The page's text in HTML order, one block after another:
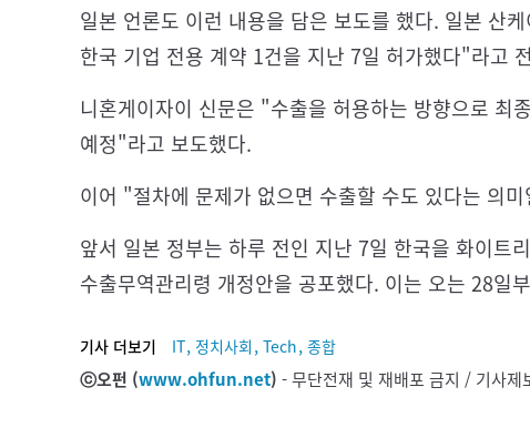
일본 언론도 이런 내용을 담은 보도를 했다. 일본 산
한국 기업 전용 계약 1건을 지난 7일 허가했다"라고
니혼게이자이 신문은 "수출을 허용하는 방향으로 최
예정"라고 보도했다.
이어 "절차에 문제가 없으면 수출할 수도 있다는 의
앞서 일본 정부는 하루 전인 지난 7일 한국을 화이트
수출무역관리령 개정안을 공포했다. 이는 오는 28일
기사 더보기 IT, 정치사회, Tech, 종합
ⓒ오펀 (www.ohfun.net) - 무단전재 및 재배포 금지 / 기사제